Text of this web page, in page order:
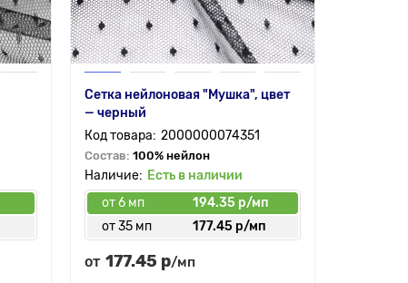
Сетка нейлоновая "Мушка", цвет
— черный
2000000074351
Состав: 100% нейлон
Есть в наличии
от 6 мп
194.35 р/мп
от 35 мп
177.45 р/мп
от 177.45 р/мп